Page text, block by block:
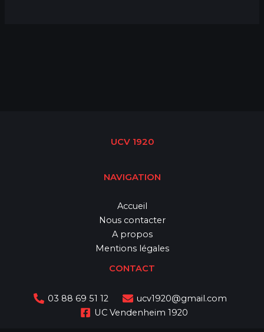
UCV 1920
NAVIGATION
Accueil
Nous contacter
A propos
Mentions légales
CONTACT
03 88 69 51 12
ucv1920@gmail.com
UC Vendenheim 1920